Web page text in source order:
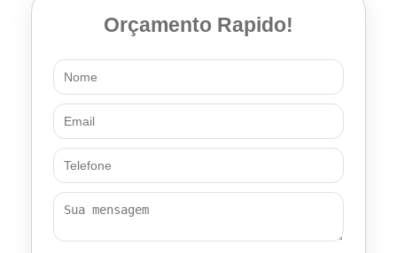
Orçamento Rapido!